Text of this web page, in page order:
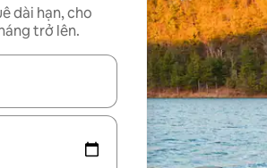
dài hạn, cho
trở lên.
phím mũi tên lên và xuống hoặc khám